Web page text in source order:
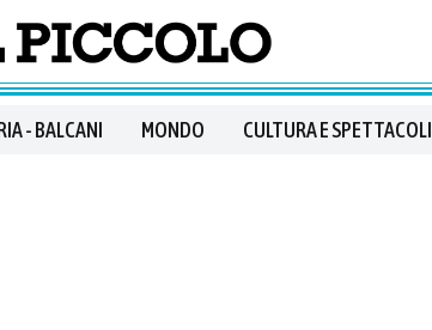
- BALCANI MONDO CULTURA E SPETTACOLI